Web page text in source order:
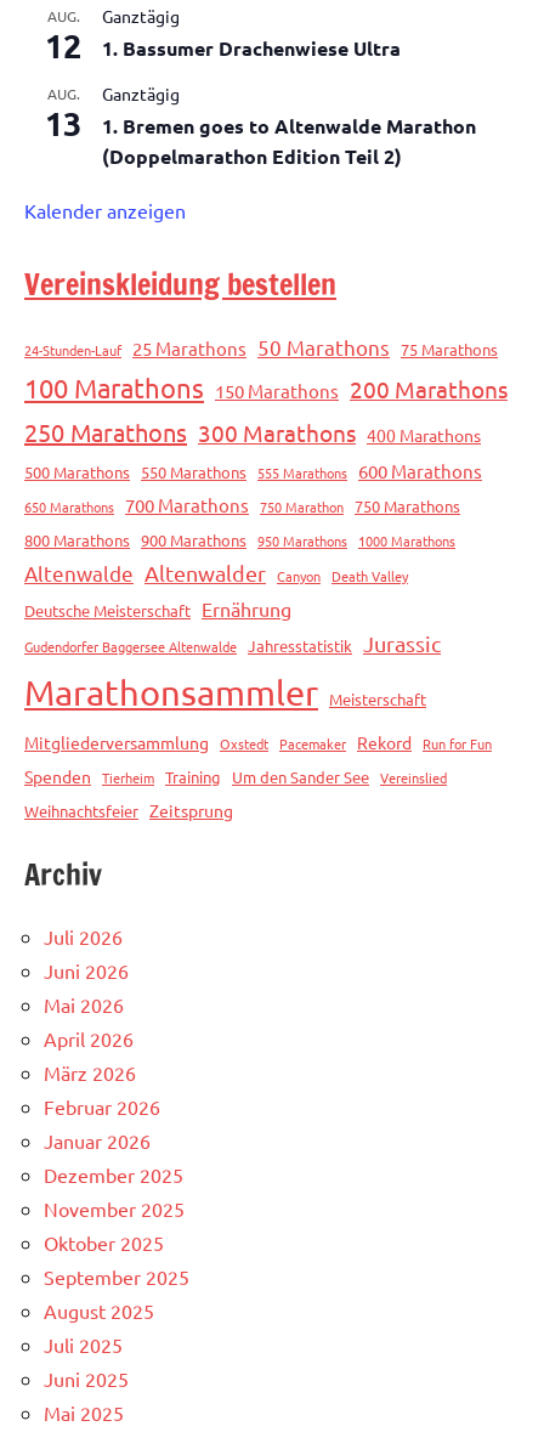
AUG.
12
Ganztägig
1. Bassumer Drachenwiese Ultra
AUG.
13
Ganztägig
1. Bremen goes to Altenwalde Marathon
(Doppelmarathon Edition Teil 2)
Kalender anzeigen
Vereinskleidung bestellen
24-Stunden-Lauf 25 Marathons 50 Marathons 75 Marathons
100 Marathons 150 Marathons 200 Marathons
250 Marathons 300 Marathons 400 Marathons
500 Marathons 550 Marathons 555 Marathons 600 Marathons
650 Marathons 700 Marathons 750 Marathon 750 Marathons
800 Marathons 900 Marathons 950 Marathons 1000 Marathons
Altenwalde Altenwalder Canyon Death Valley
Deutsche Meisterschaft Ernährung
Gudendorfer Baggersee Altenwalde Jahresstatistik Jurassic
Marathonsammler Meisterschaft
Mitgliederversammlung Oxstedt Pacemaker Rekord Run for Fun
Spenden Tierheim Training Um den Sander See Vereinslied
Weihnachtsfeier Zeitsprung
Archiv
Juli 2026
Juni 2026
Mai 2026
April 2026
März 2026
Februar 2026
Januar 2026
Dezember 2025
November 2025
Oktober 2025
September 2025
August 2025
Juli 2025
Juni 2025
Mai 2025